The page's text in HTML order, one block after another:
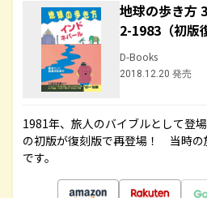
地球の歩き方
2-1983（初版
D-Books
2018.12.20 発売
1981年、旅人のバイブルとして登
の初版が復刻版で再登場！ 当時の
です。